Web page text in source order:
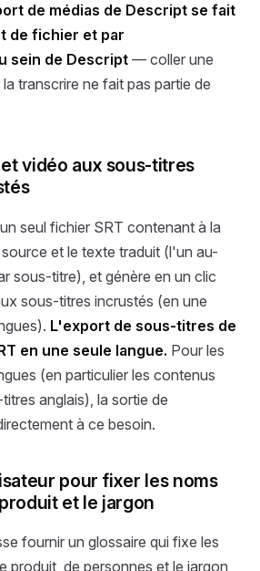
de médias de Descript se fait
de fichier et par
sein de Descript — coller une
transcrire ne fait pas partie de
vidéo aux sous-titres
seul fichier SRT contenant à la
et le texte traduit (l'un au-
sous-titre), et génère en un clic
sous-titres incrustés (en une
L'export de sous-titres de
en une seule langue. Pour les
(en particulier les contenus
anglais), la sortie de
à ce besoin.
pour fixer les noms
et le jargon
fournir un glossaire qui fixe les
produit, de personnes et le jargon